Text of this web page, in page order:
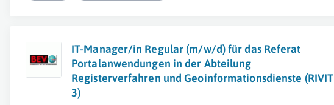
IT-Manager/in Regular (m/w/d) für das Referat
Portalanwendungen in der Abteilung
Registerverfahren und Geoinformationsdienste (RIVIT
3)